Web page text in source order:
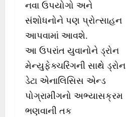
નવા ઉપયોગો અને
સંશોધનોને પણ પ્રોત્સાહન
આપવામાં આવશે.
આ ઉપરાંત યુવાનોને ડ્રોન
મેન્યુફેક્ચરિંગની સાથે ડ્રોન
ડેટા એનાલિસિસ એન્ડ
પોગ્રામીંગનો અભ્યાસક્રમ
ભણવાની તક